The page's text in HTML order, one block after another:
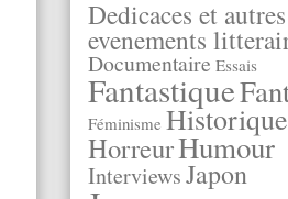
Dedicaces et autres
evenements
Documentaire Essais
Fantastique
Féminisme Historique
HorreurHumour
InterviewsJapon